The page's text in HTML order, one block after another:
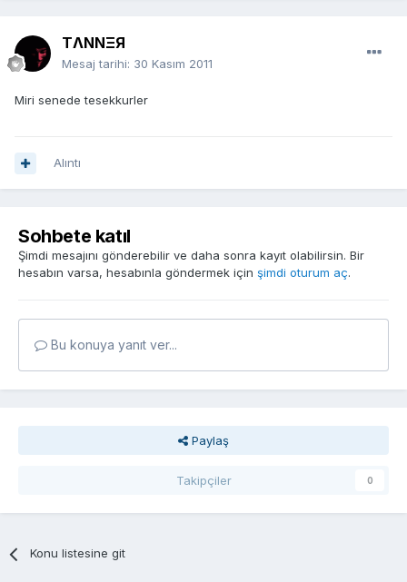
TΛNNΞЯ
Mesaj tarihi: 30 Kasım 2011
Miri senede tesekkurler
Alıntı
Sohbete katıl
Şimdi mesajını gönderebilir ve daha sonra kayıt olabilirsin. Bir
hesabın varsa, hesabınla göndermek için şimdi oturum aç.
Bu konuya yanıt ver...
Paylaş
Takipçiler 0
Konu listesine git